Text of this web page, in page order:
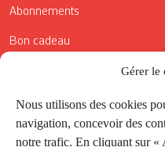
Gérer le
Nous utilisons des cookies
navigation, concevoir des
notre trafic. En cliquant sur «
Abonnements
Bon cadeau
Conditions générales de vente
Réductions de la Carte Côté
Application